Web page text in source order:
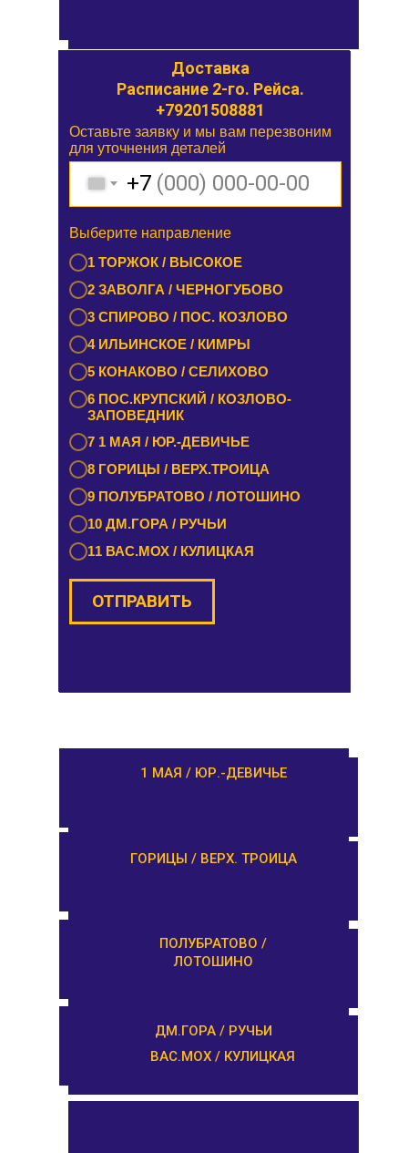
Оставьте заявку и мы вам перезвоним
для уточнения деталей
+7
Выберите направление
ЭММАУСС
2 ЛИХОСЛАВЛЬ / КАЛАШНИКОВО
3 ЕМЕЛЬЯНОВО / СТАРИЦА
4 ТУРГИНОВО / ЗАПОВЕДНИК
5 КАШИН / КАЛЯЗИН
6 РАМЕШКИ / НИКОЛЬСКОЕ
РАМЕШКИ / НИКОЛЬСКОЕ
ЗАВИДОВО /
НОВОЗАВИДОВО
РЕДКИНО / ГОРОДНЯ
ПРОЛЕТАРКА / ЧЕРКАССЫ
Доставка
Расписание 1-го. Рейса.
1 МАЯ / ЮР.-ДЕВИЧЬЕ
ГОРИЦЫ / ВЕРХ. ТРОИЦА
ПОЛУБРАТОВО /
ЛОТОШИНО
ДМ.ГОРА / РУЧЬИ
Оставьте заявку и мы вам перезвоним
для уточнения деталей
+7
Выберите направление
1 ТОРЖОК / ВЫСОКОЕ
2 ЗАВОЛГА / ЧЕРНОГУБОВО
3 СПИРОВО / ПОС. КОЗЛОВО
4 ИЛЬИНСКОЕ / КИМРЫ
5 КОНАКОВО / СЕЛИХОВО
6 ПОС.КРУПСКИЙ / КОЗЛОВО-
ЗАПОВЕДНИК
7 1 МАЯ / ЮР.-ДЕВИЧЬЕ
8 ГОРИЦЫ / ВЕРХ.ТРОИЦА
9 ПОЛУБРАТОВО / ЛОТОШИНО
10 ДМ.ГОРА / РУЧЬИ
11 ВАС.МОХ / КУЛИЦКАЯ
ОТПРАВИТЬ
Доставка
Расписание 2-го. Рейса.
ВАС.МОХ / КУЛИЦКАЯ
+79201508881